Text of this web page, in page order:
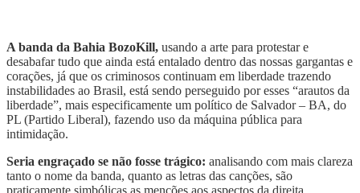
A banda da Bahia BozoKill, usando a arte para protestar e
desabafar tudo que ainda está entalado dentro das nossas gargantas e
corações, já que os criminosos continuam em liberdade trazendo
instabilidades ao Brasil, está sendo perseguido por esses “arautos da
liberdade”, mais especificamente um político de Salvador – BA, do
PL (Partido Liberal), fazendo uso da máquina pública para
intimidação.
Seria engraçado se não fosse trágico: analisando com mais clareza
tanto o nome da banda, quanto as letras das canções, são
praticamente simbólicas as menções aos aspectos da direita